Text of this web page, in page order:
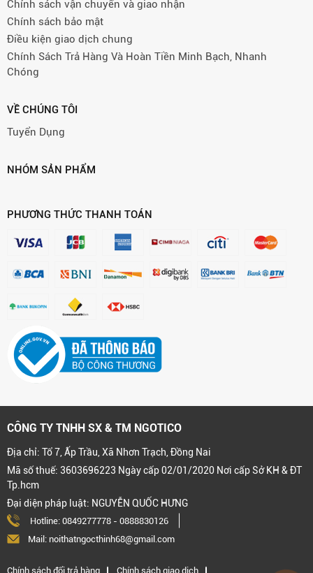
Chính sách vận chuyển và giao nhận
Chính sách bảo mật
Điều kiện giao dịch chung
Chính Sách Trả Hàng Và Hoàn Tiền Minh Bạch, Nhanh
Chóng
VỀ CHÚNG TÔI
Tuyển Dụng
NHÓM SẢN PHẨM
PHƯƠNG THỨC THANH TOÁN
CÔNG TY TNHH SX & TM NGOTICO
Địa chỉ: Tổ 7, Ấp Trầu, Xã Nhơn Trạch, Đồng Nai
Mã số thuế: 3603696223 Ngày cấp 02/01/2020 Nơi cấp Sở KH & ĐT
Tp.hcm
Đại diện pháp luật: NGUYỄN QUỐC HƯNG
Hotline: 0849277778 - 0888830126
Mail: noithatngocthinh68@gmail.com
Chính sách đổi trả hàng Chính sách giao dịch